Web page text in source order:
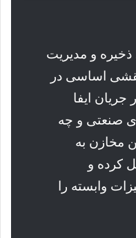
و مدیریت
اساسی در
جریان ایفا
صنعتی و چه
مخازن به
کرده و
وابسته را